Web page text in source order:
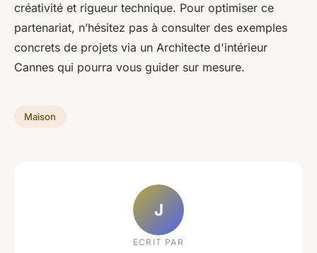
créativité et rigueur technique. Pour optimiser ce
partenariat, n’hésitez pas à consulter des exemples
concrets de projets via un Architecte d'intérieur
Cannes qui pourra vous guider sur mesure.
Maison
J
ECRIT PAR